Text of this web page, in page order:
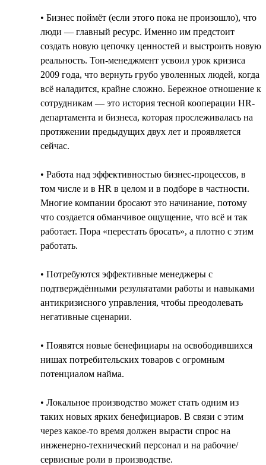
• Бизнес поймёт (если этого пока не произошло), что
люди — главный ресурс. Именно им предстоит
создать новую цепочку ценностей и выстроить новую
реальность. Топ-менеджмент усвоил урок кризиса
2009 года, что вернуть грубо уволенных людей, когда
всё наладится, крайне сложно. Бережное отношение к
сотрудникам — это история тесной кооперации HR-
департамента и бизнеса, которая прослеживалась на
протяжении предыдущих двух лет и проявляется
сейчас.
• Работа над эффективностью бизнес-процессов, в
том числе и в HR в целом и в подборе в частности.
Многие компании бросают это начинание, потому
что создается обманчивое ощущение, что всё и так
работает. Пора «перестать бросать», а плотно с этим
работать.
• Потребуются эффективные менеджеры с
подтверждёнными результатами работы и навыками
антикризисного управления, чтобы преодолевать
негативные сценарии.
• Появятся новые бенефициары на освободившихся
нишах потребительских товаров с огромным
потенциалом найма.
• Локальное производство может стать одним из
таких новых ярких бенефициаров. В связи с этим
через какое-то время должен вырасти спрос на
инженерно-технический персонал и на рабочие/
сервисные роли в производстве.